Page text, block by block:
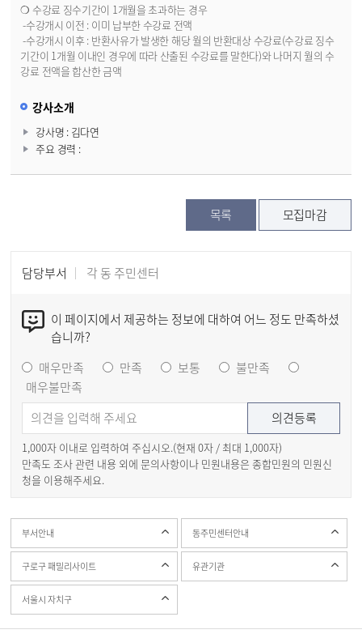
❍ 수강료 징수기간이 1개월을 초과하는 경우
-수강개시 이전 : 이미 납부한 수강료 전액
-수강개시 이후 : 반환사유가 발생한 해당 월의 반환대상 수강료(수강료 징수
기간이 1개월 이내인 경우에 따라 산출된 수강료를 말한다)와 나머지 월의 수
강료 전액을 합산한 금액
강사소개
강사명 : 김다연
주요 경력 :
목록 모집마감
담당부서 각 동 주민센터
이 페이지에서 제공하는 정보에 대하여 어느 정도 만족하셨
습니까?
매우만족
만족 보통
불만족
매우불만족
1,000자 이내로 입력하여 주십시오.(현재 0자 / 최대 1,000자)
만족도 조사 관련 내용 외에 문의사항이나 민원내용은 종합민원의 민원신
청을 이용해주세요.
부서안내 동주민센터안내
구로구 패밀리사이트 유관기관
서울시 자치구